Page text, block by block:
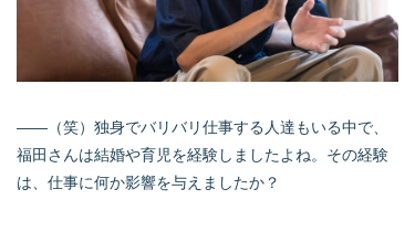
――（笑）独身でバリバリ仕事する人達もいる中で、
福田さんは結婚や育児を経験しましたよね。その経験
は、仕事に何か影響を与えましたか？